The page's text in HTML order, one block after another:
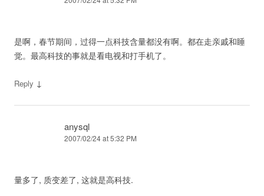
是啊，春节期间，过得一点科技含量都没有啊。都在走亲戚和睡
觉。最高科技的事就是看电视和打手机了。
Reply ↓
anysql
2007/02/24 at 5:32 PM
量多了, 质变差了, 这就是高科技.